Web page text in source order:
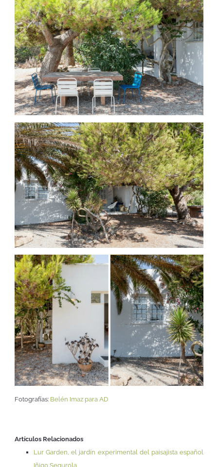
Fotografías: Belén Imaz para AD
Artículos Relacionados
Lur Garden, el jardín experimental del paisajista español
Iñigo Segurola